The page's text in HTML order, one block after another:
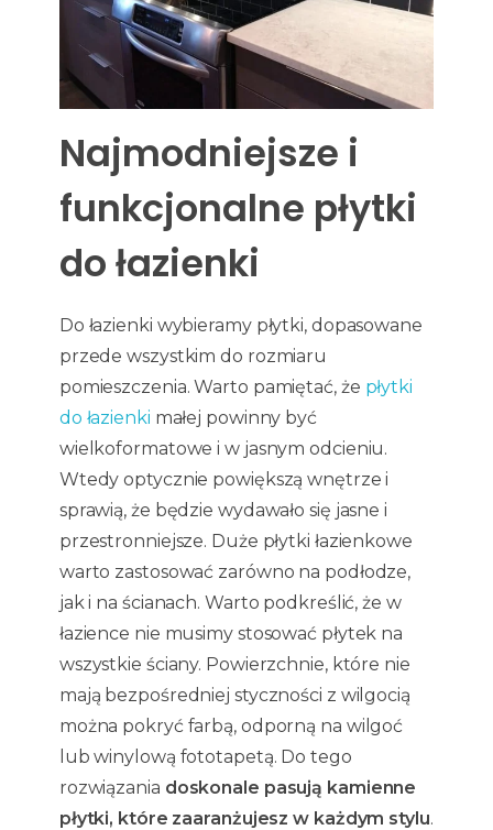
Najmodniejsze i
funkcjonalne płytki
do łazienki
Do łazienki wybieramy płytki, dopasowane
przede wszystkim do rozmiaru
pomieszczenia. Warto pamiętać, że płytki
do łazienki małej powinny być
wielkoformatowe i w jasnym odcieniu.
Wtedy optycznie powiększą wnętrze i
sprawią, że będzie wydawało się jasne i
przestronniejsze. Duże płytki łazienkowe
warto zastosować zarówno na podłodze,
jak i na ścianach. Warto podkreślić, że w
łazience nie musimy stosować płytek na
wszystkie ściany. Powierzchnie, które nie
mają bezpośredniej styczności z wilgocią
można pokryć farbą, odporną na wilgoć
lub winylową fototapetą. Do tego
rozwiązania doskonale pasują kamienne
płytki, które zaaranżujesz w każdym stylu.